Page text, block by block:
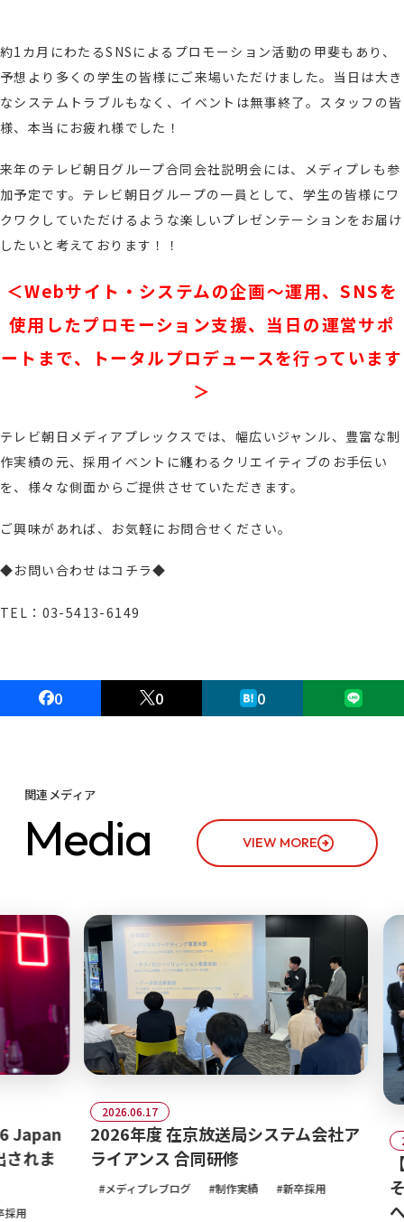
約1カ月にわたるSNSによるプロモーション活動の甲斐もあり、
予想より多くの学生の皆様にご来場いただけました。当日は大き
なシステムトラブルもなく、イベントは無事終了。スタッフの皆
様、本当にお疲れ様でした！
来年のテレビ朝日グループ合同会社説明会には、メディプレも参
加予定です。テレビ朝日グループの一員として、学生の皆様にワ
クワクしていただけるような楽しいプレゼンテーションをお届け
したいと考えております！！
＜Webサイト・システムの企画～運用、SNSを
使用したプロモーション支援、当日の運営サポ
ートまで、トータルプロデュースを行っています
＞
テレビ朝日メディアプレックスでは、幅広いジャンル、豊富な制
作実績の元、採用イベントに纏わるクリエイティブのお手伝い
を、様々な側面からご提供させていただきます。
ご興味があれば、お気軽にお問合せください。
◆お問い合わせはコチラ◆
TEL：03-5413-6149
0 0 0
関連メディア
Media VIEW MORE
ま
2026.06.17
2026年度 在京放送局システム会社ア
ライアンス 合同研修
メディプレブログ 制作実績 新卒採用
【
そ
へ！